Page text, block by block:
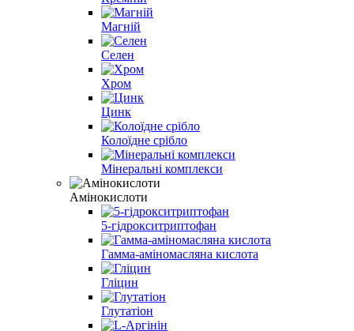
Магній
Селен
Хром
Цинк
Колоїдне срібло
Мінеральні комплекси
Амінокислоти
5-гідрокситриптофан
Гамма-аміномасляна кислота
Гліцин
Глутатіон